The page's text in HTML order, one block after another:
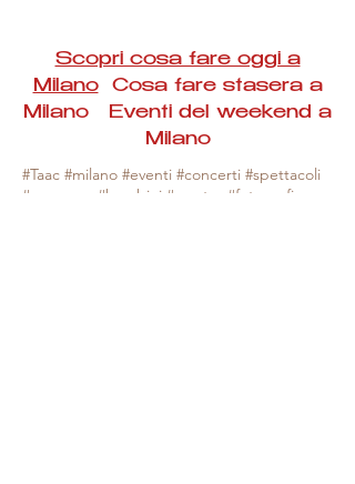
Scopri cosa fare oggi a
MilanoCosa fare stasera a
Milano Eventi del weekend a
Milano
#Taac #milano #eventi #concerti #spettacoli
#rassegne #bambini #mostre #fotografia